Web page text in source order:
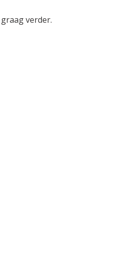
verder.